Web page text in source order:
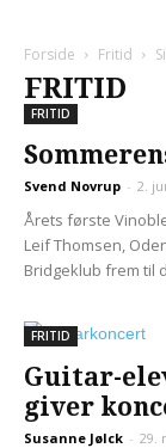
Forside Fritid
FRITID
FRITID
Svend Novrup - 2.
Årets første
Leif Thomsen,
Bridgeklub frem til
FRITID
Guitar-
giver
Susanne Jølck - 29.